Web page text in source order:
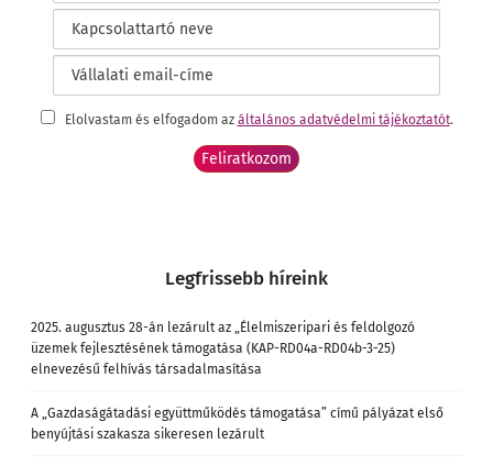
Elolvastam és elfogadom az általános adatvédelmi tájékoztatót.
Legfrissebb híreink
2025. augusztus 28-án lezárult az „Élelmiszeripari és feldolgozó
üzemek fejlesztésének támogatása (KAP-RD04a-RD04b-3-25)
elnevezésű felhívás társadalmasítása
A „Gazdaságátadási együttműködés támogatása” című pályázat első
benyújtási szakasza sikeresen lezárult